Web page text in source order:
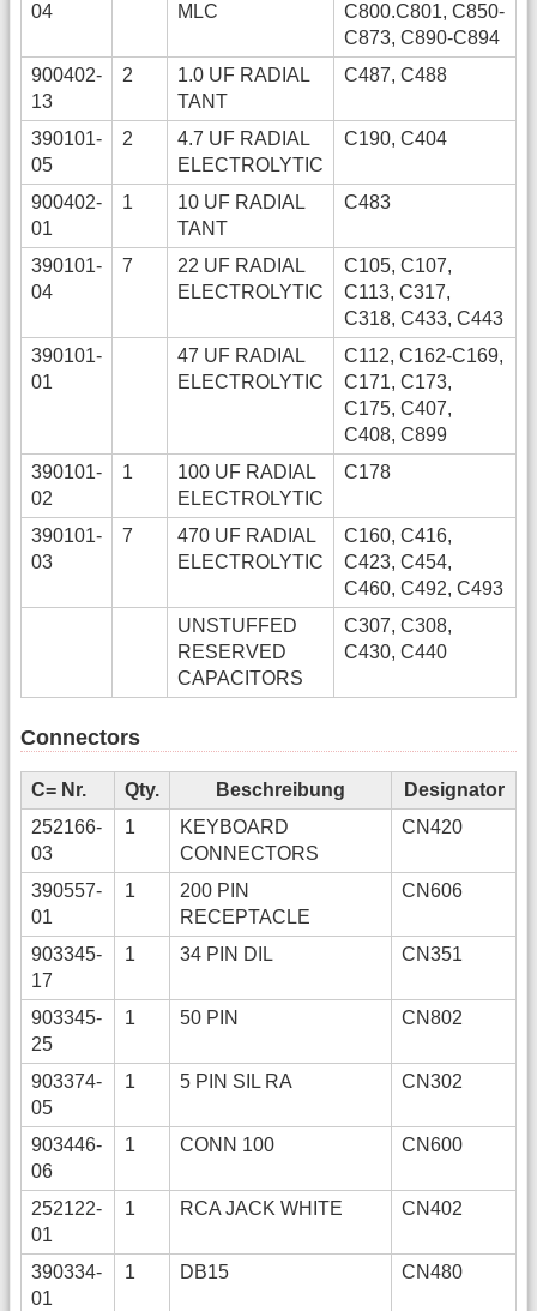
04
MLC
C800.C801, C850-
C873, C890-C894
900402-
13
2
1.0 UF RADIAL
TANT
C487, C488
390101-
05
2
4.7 UF RADIAL
ELECTROLYTIC
C190, C404
900402-
01
1
10 UF RADIAL
TANT
C483
390101-
04
7
22 UF RADIAL
ELECTROLYTIC
C105, C107,
C113, C317,
C318, C433, C443
390101-
01
47 UF RADIAL
ELECTROLYTIC
C112, C162-C169,
C171, C173,
C175, C407,
C408, C899
390101-
02
1
100 UF RADIAL
ELECTROLYTIC
C178
390101-
03
7
470 UF RADIAL
ELECTROLYTIC
C160, C416,
C423, C454,
C460, C492, C493
UNSTUFFED
RESERVED
CAPACITORS
C307, C308,
C430, C440
Connectors
C= Nr. Qty. Beschreibung
Designator
252166-
03
1
KEYBOARD
CONNECTORS
CN420
390557-
01
1
200 PIN
RECEPTACLE
CN606
903345-
17
1 34 PIN DIL CN351
903345-
25
1 50 PIN CN802
903374-
05
1 5 PIN SIL RA CN302
903446-
06
1 CONN 100 CN600
252122-
01
1 RCA JACK WHITE CN402
390334-
01
1 DB15 CN480